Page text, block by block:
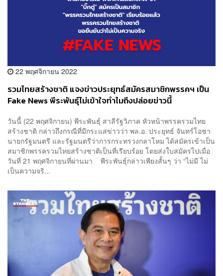
22 พฤศจิกายน 2022
รวมไทยสร้างชาติ แจงข่าวประยุทธ์สมัครสมาชิกพรรคฯ เป็น
Fake News พีระพันธุ์ไม่เข้าใจทำไมถึงปล่อยข่าวนี้
วันนี้ (22 พฤศจิกายน) พีระพันธุ์ สาลีรัฐวิภาค หัวหน้าพรรครวมไทย
สร้างชาติ กล่าวถึงกรณีที่มีกระแสข่าวว่า พล.อ. ประยุทธ์ จันทร์โอชา
นายกรัฐมนตรี และรัฐมนตรีว่าการกระทรวงกลาโหม ได้สมัครเข้าเป็น
สมาชิกพรรครวมไทยสร้างชาติเป็นที่เรียบร้อย โดยส่งใบสมัครไปเมื่อ
วันที่ 21 พฤศจิกายนที่ผ่านมา พีระพันธุ์กล่าวเพียงสั้นๆ ว่า “ไม่มี ไม่
เป็นความจริ...